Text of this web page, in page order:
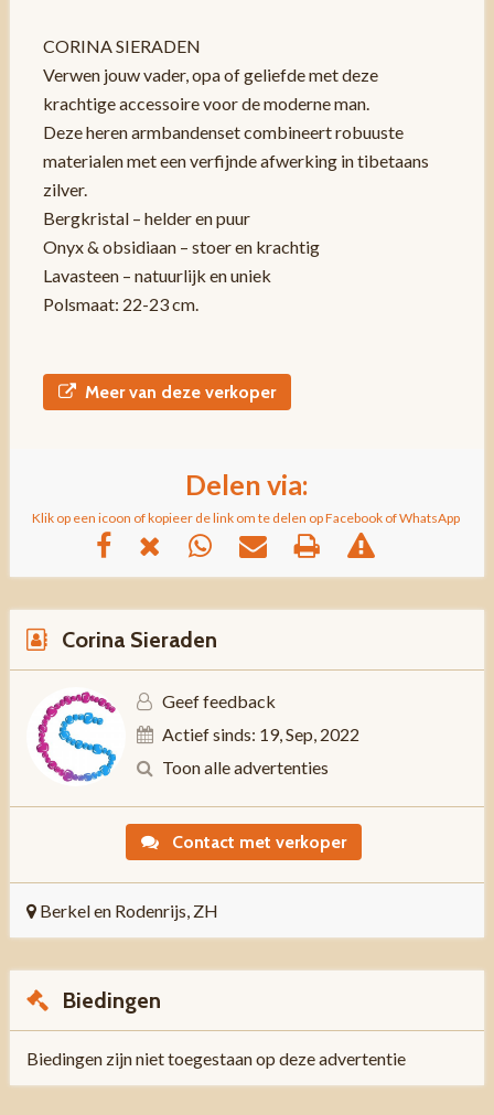
CORINA SIERADEN
Verwen jouw vader, opa of geliefde met deze
krachtige accessoire voor de moderne man.
Deze heren armbandenset combineert robuuste
materialen met een verfijnde afwerking in tibetaans
zilver.
Bergkristal – helder en puur
Onyx & obsidiaan – stoer en krachtig
Lavasteen – natuurlijk en uniek
Polsmaat: 22-23 cm.
Meer van deze verkoper
Delen via:
Klik op een icoon of kopieer de link om te delen op Facebook of WhatsApp
Corina Sieraden
Geef feedback
Actief sinds: 19, Sep, 2022
Toon alle advertenties
Contact met verkoper
Berkel en Rodenrijs, ZH
Biedingen
Biedingen zijn niet toegestaan op deze advertentie